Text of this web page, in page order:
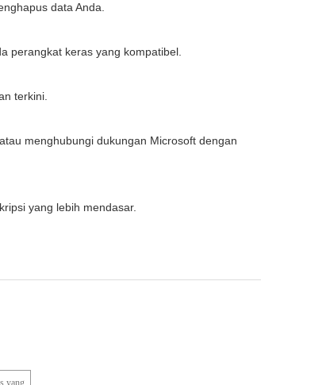
data Anda.
perangkat keras yang kompatibel.
terkini.
menghubungi dukungan Microsoft dengan
yang lebih mendasar.